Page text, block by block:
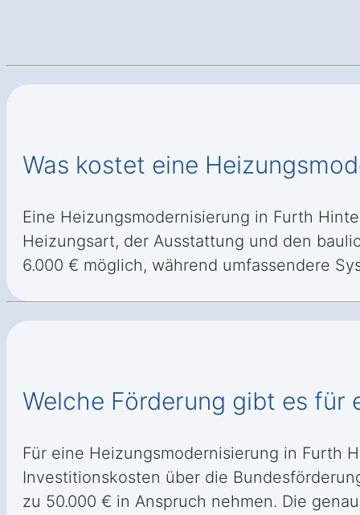
Was kostet eine
Eine Heizungsmodernisierung in Furth
Heizungsart, der Ausstattung und den
6.000 € möglich, während umfassendere
Welche Förderung gibt es für
Für eine Heizungsmodernisierung in Furth
Investitionskosten über die
zu 50.000 € in Anspruch nehmen. Die